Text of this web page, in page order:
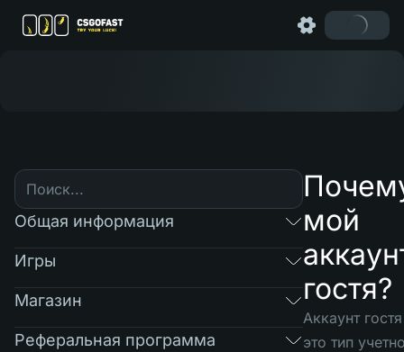
Общая информация
Игры
Магазин
Реферальная программа
мой
гостя?
Аккаунт гостя
это тип